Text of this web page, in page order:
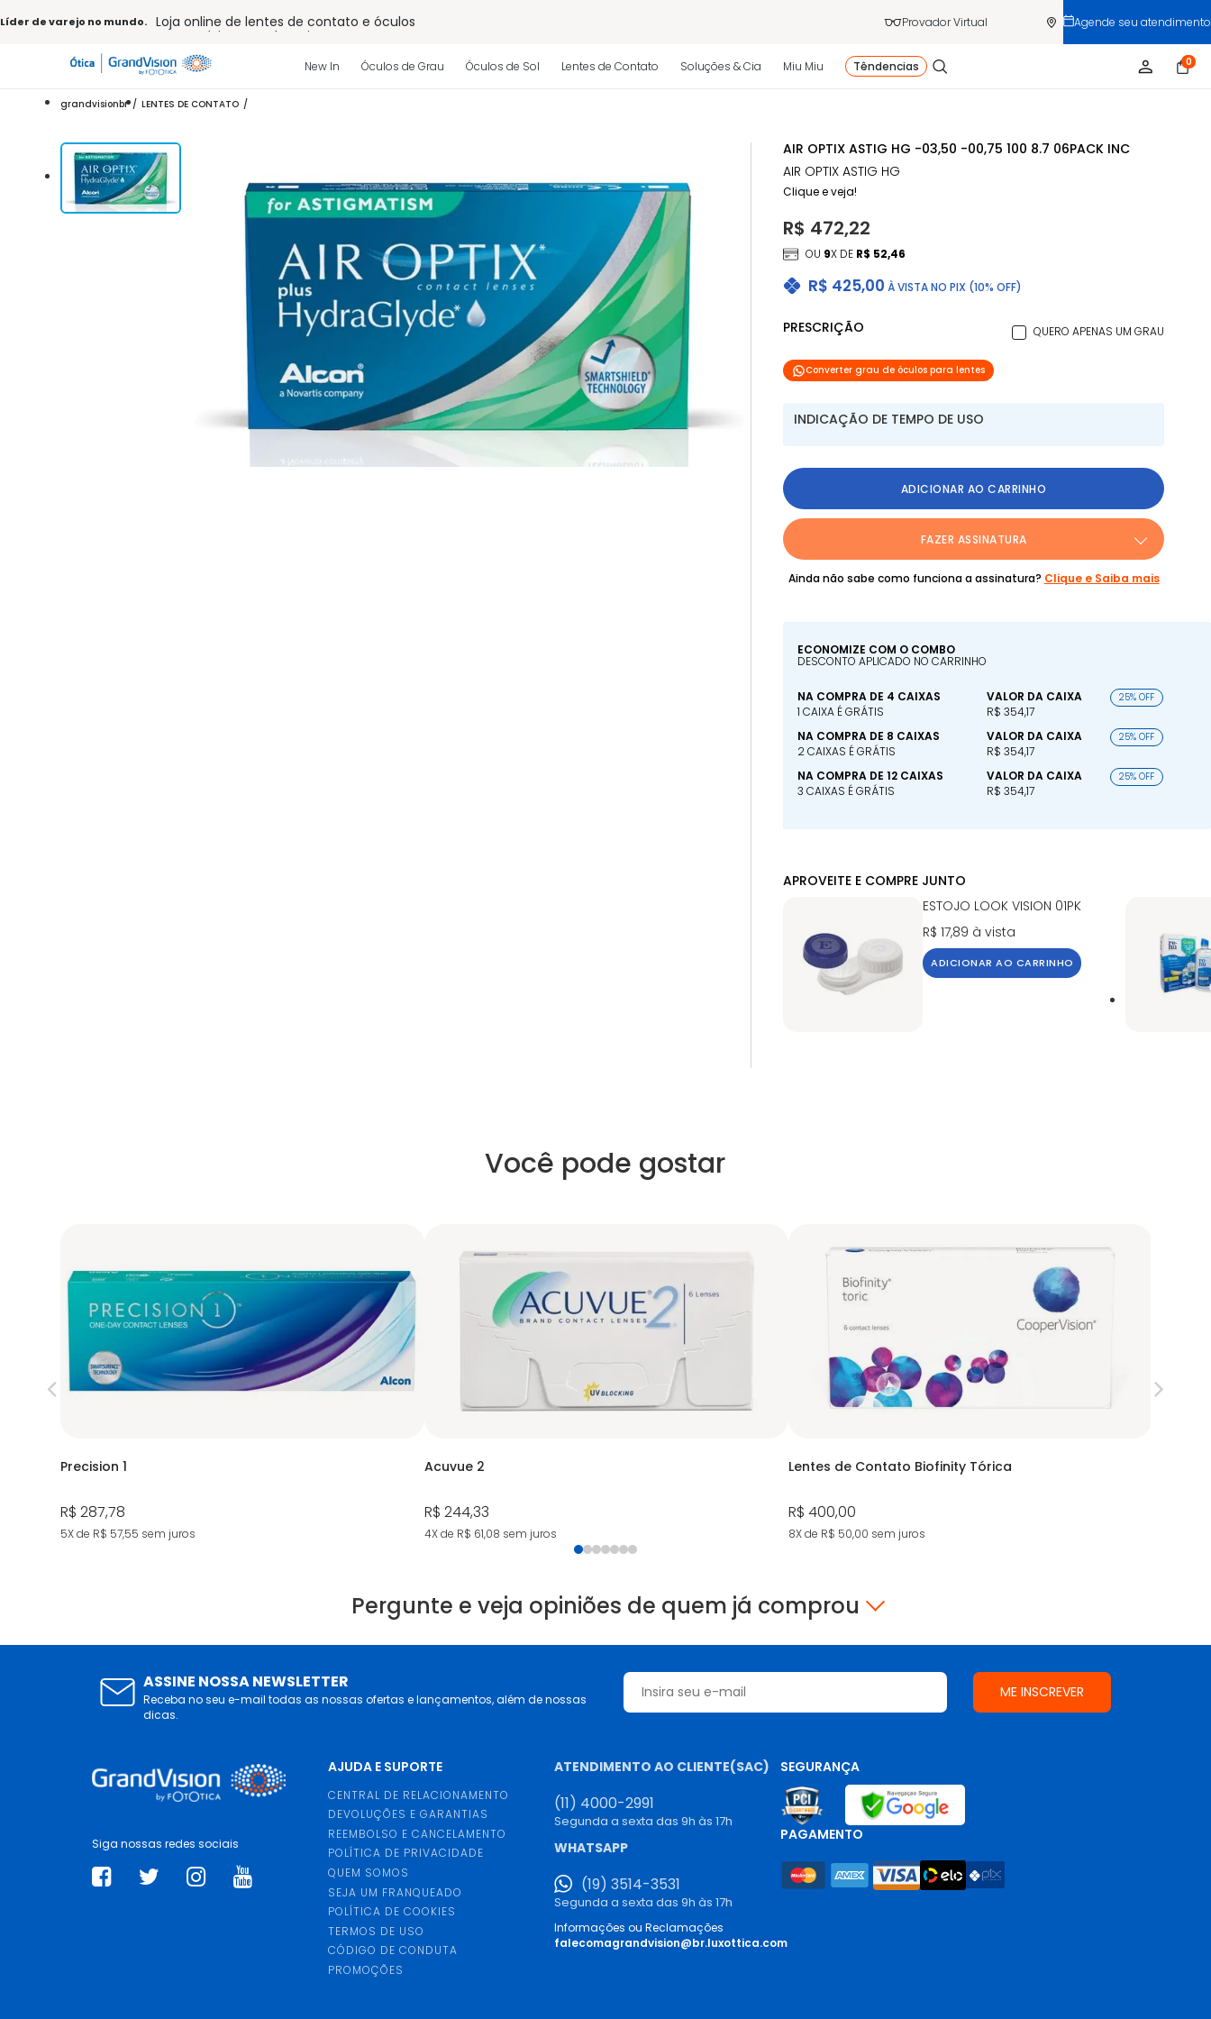
Líder de varejo no mundo.
Loja online de lentes de contato e óculos
Frete grátis em todo o site
10% off pagamento
Entrega para todo Brasil
15% Off na primeira compra (Consulte regulamento)
32% off no combo - cons. reg.
Provador Virtual Agende seu atendimento
New In Óculos de Grau Óculos de Sol Lentes de Contato Soluções & Cia Miu Miu Têndencias 0
grandvisionbr LENTES DE CONTATO
AIR OPTIX ASTIG HG -03,50 -00,75 100 8.7 06PACK INC
AIR OPTIX ASTIG HG
Clique e veja!
R$ 425,00 À VISTA NO PIX (10% OFF)
R$ 472,22
OU 9X DE R$ 52,46
PRESCRIÇÃO QUERO APENAS UM GRAU
Converter grau de óculos para lentes
INDICAÇÃO DE TEMPO DE USO
ADICIONAR AO CARRINHO
FAZER ASSINATURA
Ainda não sabe como funciona a assinatura? Clique e Saiba mais
ECONOMIZE COM O COMBO
DESCONTO APLICADO NO CARRINHO
NA COMPRA DE 4 CAIXAS
1 CAIXA É GRÁTIS
VALOR DA CAIXA
R$ 354,17
25% OFF
NA COMPRA DE 8 CAIXAS
2 CAIXAS É GRÁTIS
VALOR DA CAIXA
R$ 354,17
25% OFF
NA COMPRA DE 12 CAIXAS
3 CAIXAS É GRÁTIS
VALOR DA CAIXA
R$ 354,17
25% OFF
APROVEITE E COMPRE JUNTO
ESTOJO LOOK VISION 01PK
R$ 17,89 à vista
ADICIONAR AO CARRINHO
Você pode gostar
Precision 1
R$ 287,78
5X de R$ 57,55 sem juros
Acuvue 2
R$ 244,33
4X de R$ 61,08 sem juros
Lentes de Contato Biofinity Tórica
R$ 400,00
8X de R$ 50,00 sem juros
Pergunte e veja opiniões de quem já comprou
ASSINE NOSSA NEWSLETTER
Receba no seu e-mail todas as nossas ofertas e lançamentos, além de nossas
dicas.
Siga nossas redes sociais
AJUDA E SUPORTE
CENTRAL DE RELACIONAMENTO
DEVOLUÇÕES E GARANTIAS
REEMBOLSO E CANCELAMENTO
POLÍTICA DE PRIVACIDADE
QUEM SOMOS
SEJA UM FRANQUEADO
POLÍTICA DE COOKIES
TERMOS DE USO
CÓDIGO DE CONDUTA
PROMOÇÕES
ATENDIMENTO AO CLIENTE(SAC)
(11) 4000-2991
Segunda a sexta das 9h às 17h
WHATSAPP
(19) 3514-3531
Segunda a sexta das 9h às 17h
Informações ou Reclamações
falecomagrandvision@br.luxottica.com
SEGURANÇA
PAGAMENTO